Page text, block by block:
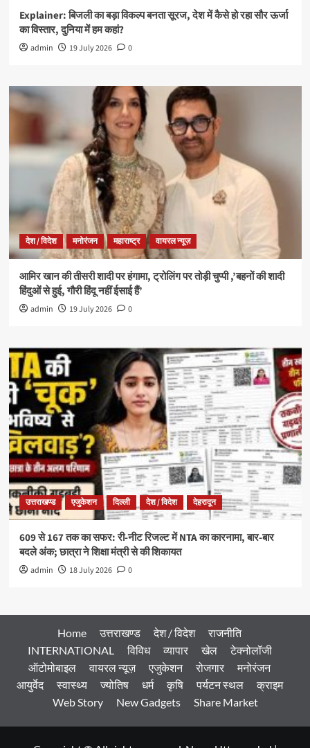
Explainer: बिजली का बड़ा विकल्प बनता सूरज, देश में कैसे हो रहा सौर ऊर्जा
का विस्तार, दुनिया में हम कहां?
admin 19 July 2026 0
देश / विदेश मनोरंजन महाराष्ट्र वायरल न्यूज़
आमिर खान की तीसरी शादी पर हंगामा, ट्रोलिंग पर तोड़ी चुप्पी ,’बहनों की शादी
हिंदुओं से हुई, गौरी हिंदू नहीं ईसाई हैं’
admin 19 July 2026 0
उत्तराखण्ड एजुकेशन दिल्ली देश / विदेश देहरादून
609 से 167 तक का सफर: री-नीट रिजल्ट में NTA का कारनामा, बार-बार
बदले अंक; छात्रा ने शिक्षा मंत्री से की शिकायत
admin 18 July 2026 0
Home उत्तराखण्ड देश / विदेश
राजनीति
INTERNATIONAL
विविध व्यापार खेल
टेक्नोलॉजी
ऑटोमोबाइल
वायरल न्यूज़ एजुकेशन रोजगार
मनोरंजन
आयुर्वेद
स्वास्थ्य ज्योतिष धर्म कृषि पर्यटन स्थल
क्राइम
Web Story
New Gadgets Share Market